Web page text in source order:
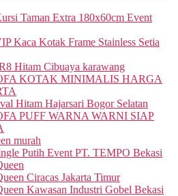
Taman Extra 180x60cm Event
Kaca Kotak Frame Stainless Setia
Hitam Cibuaya karawang
KOTAK MINIMALIS HARGA
Hitam Hajarsari Bogor Selatan
PUFF WARNA WARNI SIAP
murah
Putih Event PT. TEMPO Bekasi
Ciracas Jakarta Timur
Kawasan Industri Gobel Bekasi